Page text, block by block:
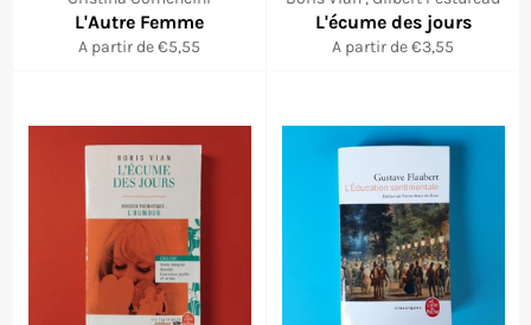
L'Autre Femme
A partir de €5,55
L'écume des jours
A partir de €3,55